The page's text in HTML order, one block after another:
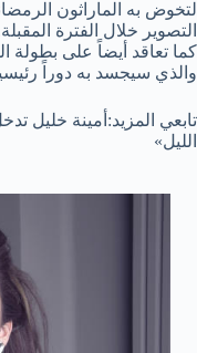
التصوير خلال الفترة
كما تعاقد أيضاً على
والذي سيجسد به دوراً
تابعي المزيد:أمينة خليل
الليل»